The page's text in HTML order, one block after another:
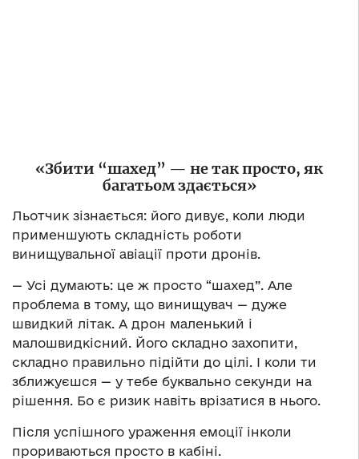
«Збити “шахед” — не так просто, як
багатьом здається»
Льотчик зізнається: його дивує, коли люди
применшують складність роботи
винищувальної авіації проти дронів.
— Усі думають: це ж просто “шахед”. Але
проблема в тому, що винищувач — дуже
швидкий літак. А дрон маленький і
малошвидкісний. Його складно захопити,
складно правильно підійти до цілі. І коли ти
зближуєшся — у тебе буквально секунди на
рішення. Бо є ризик навіть врізатися в нього.
Після успішного ураження емоції інколи
прориваються просто в кабіні.